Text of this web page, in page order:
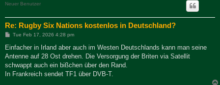
Neuer Benutzer
Re: Rugby Six Nations kostenlos in Deutschland?
P
s
Tue Feb 17, 2026 4:28 pm
Einfacher in Irland aber auch im Westen Deutschlands kann man seine
Antenne auf 28 Ost drehen. Die Versorgung der Briten via Satellit
schwappt auch ein bißchen über den Rand.
In Frankreich sendet TF1 über DVB-T.